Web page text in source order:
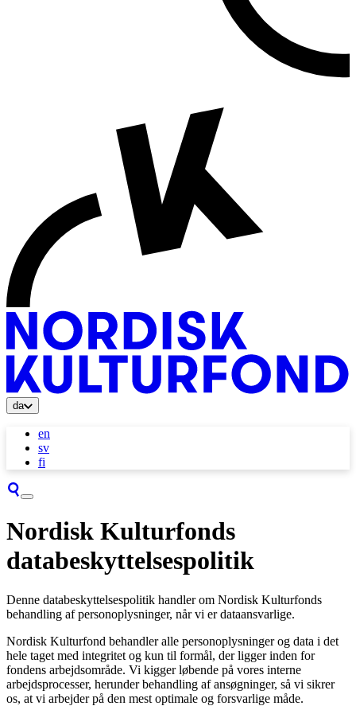
da
en
sv
fi
Nordisk Kulturfonds
databeskyttelsespolitik
Denne databeskyttelsespolitik handler om Nordisk Kulturfonds
behandling af personoplysninger, når vi er dataansvarlige.
Nordisk Kulturfond behandler alle personoplysninger og data i det
hele taget med integritet og kun til formål, der ligger inden for
fondens arbejdsområde. Vi kigger løbende på vores interne
arbejdsprocesser, herunder behandling af ansøgninger, så vi sikrer
os, at vi arbejder på den mest optimale og forsvarlige måde.